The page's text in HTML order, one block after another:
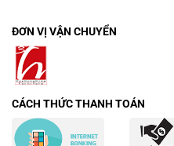
ĐƠN VỊ VẬN CHUYỂN
CÁCH THỨC THANH TOÁN